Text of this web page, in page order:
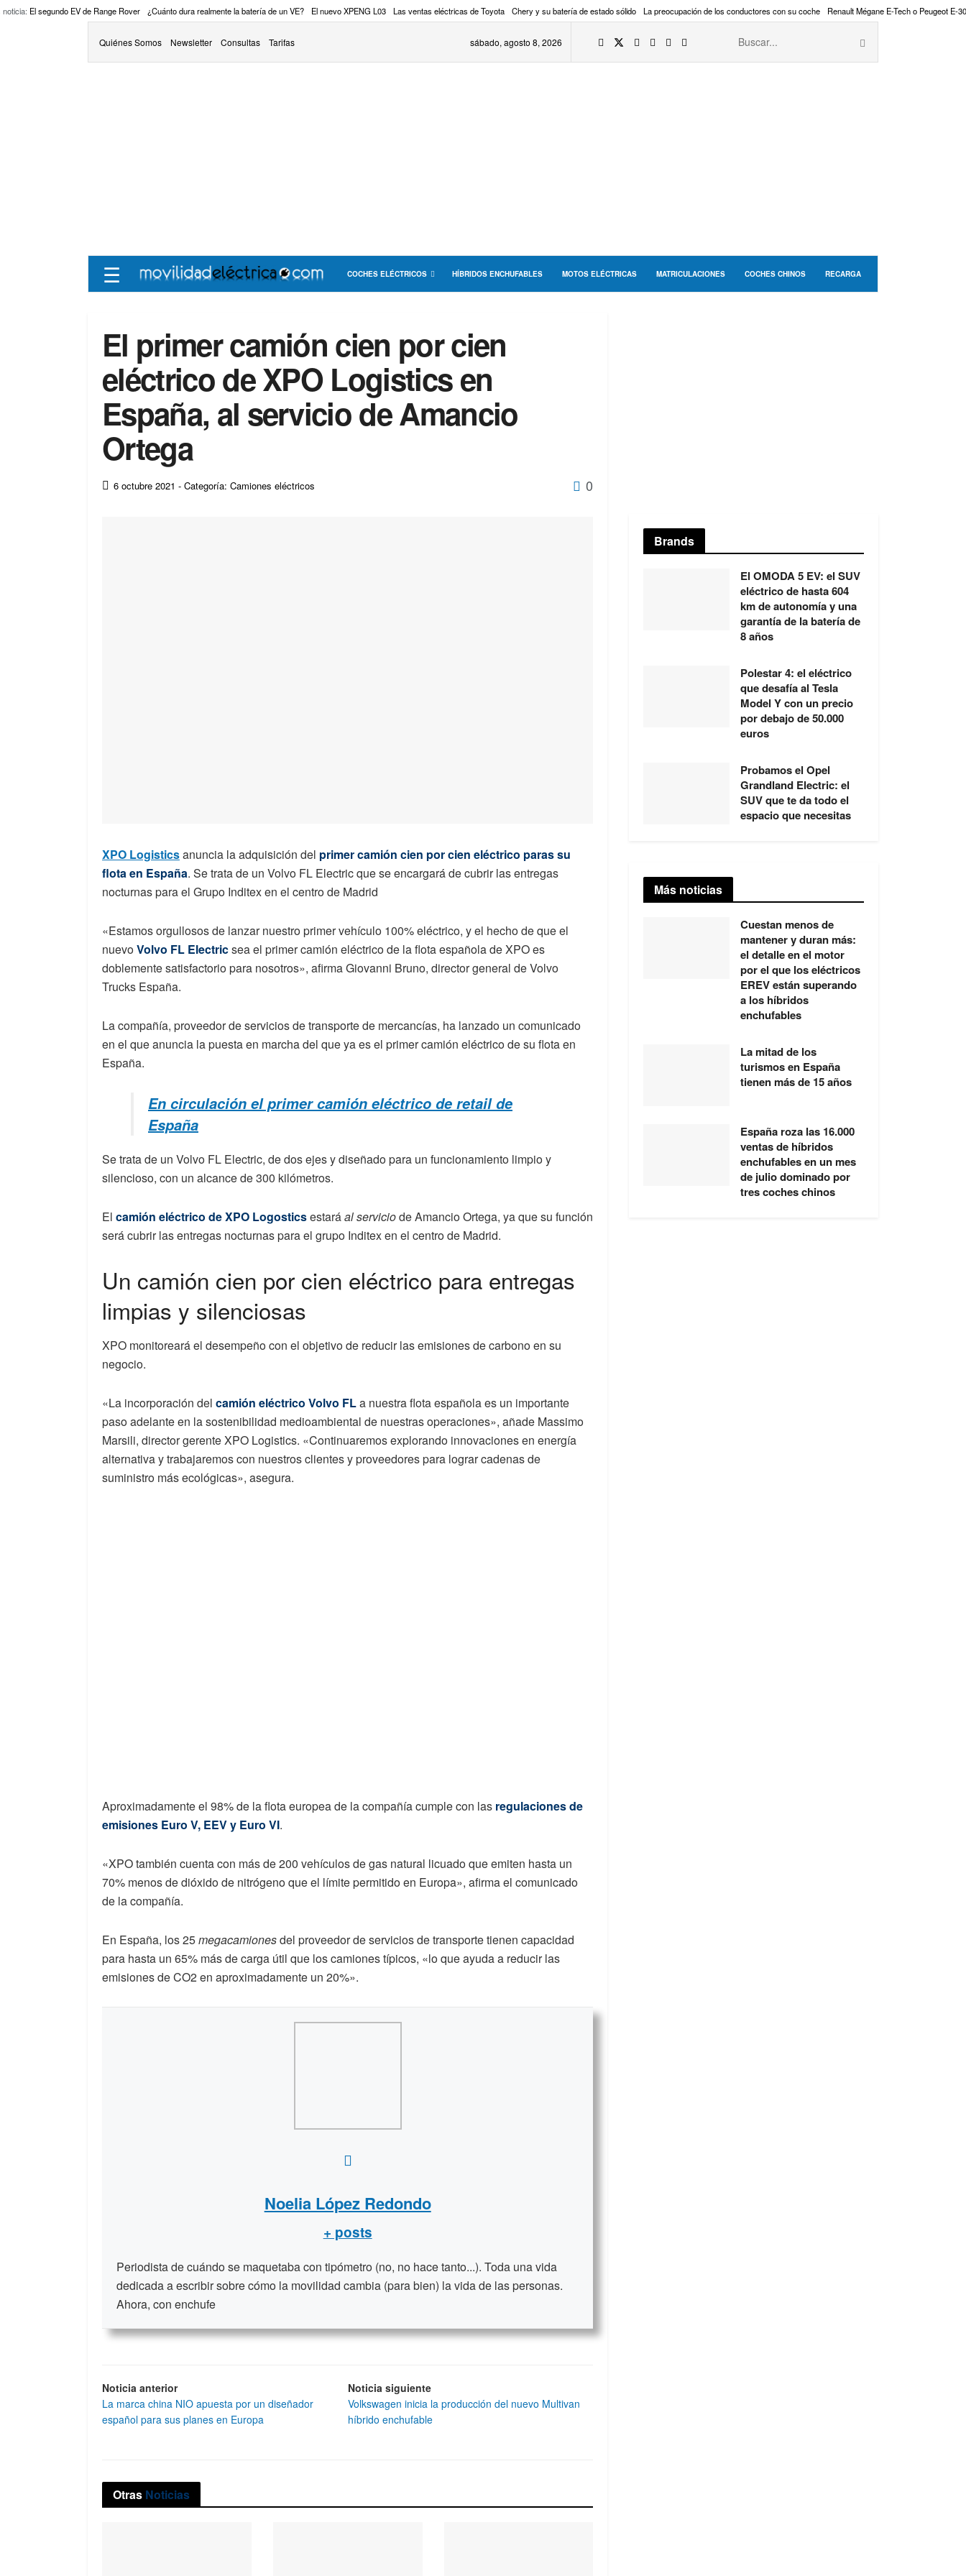
noticia: El segundo EV de Range Rover ¿Cuánto dura realmente la batería de un VE? El nuevo XPENG L03 Las ventas eléctricas de Toyota Chery y su batería de estado sólido La preocupación de los conductores con su coche Renault Mégane E-Tech o Peugeot E-
Quiénes Somos Newsletter Consultas Tarifas sábado, agosto 8, 2026
☰ COCHES ELÉCTRICOS HÍBRIDOS ENCHUFABLES MOTOS ELÉCTRICAS MATRICULACIONES COCHES CHINOS RECARGA
El primer camión cien por cien
eléctrico de XPO Logistics en
España, al servicio de Amancio
Ortega
6 octubre 2021 - Categoría: Camiones eléctricos 0
XPO Logisticsanuncia la adquisición del primer camión cien por cien eléctrico paras su
flota en España. Se trata de un Volvo FL Electric que se encargará de cubrir las entregas
nocturnas para el Grupo Inditex en el centro de Madrid
«Estamos orgullosos de lanzar nuestro primer vehículo 100% eléctrico, y el hecho de que el
nuevoVolvo FL Electricsea el primer camión eléctrico de la flota española de XPO es
doblemente satisfactorio para nosotros», afirma Giovanni Bruno, director general de Volvo
Trucks España.
La compañía, proveedor de servicios de transporte de mercancías, ha lanzado un comunicado
en el que anuncia la puesta en marcha del que ya es el primer camión eléctrico de su flota en
España.
En circulación el primer camión eléctrico de retail de
España
Se trata de un Volvo FL Electric, de dos ejes y diseñado para un funcionamiento limpio y
silencioso, con un alcance de 300 kilómetros.
El camión eléctrico de XPO Logosticsestaráal serviciode Amancio Ortega, ya que su función
será cubrir las entregas nocturnas para el grupo Inditex en el centro de Madrid.
Un camión cien por cien eléctrico para entregas
limpias y silenciosas
XPO monitoreará el desempeño con el objetivo de reducir las emisiones de carbono en su
negocio.
«La incorporación del camión eléctrico Volvo FLa nuestra flota española es un importante
paso adelante en la sostenibilidad medioambiental de nuestras operaciones», añade Massimo
Marsili, director gerente XPO Logistics. «Continuaremos explorando innovaciones en energía
alternativa y trabajaremos con nuestros clientes y proveedores para lograr cadenas de
suministro más ecológicas», asegura.
Aproximadamente el 98% de la flota europea de la compañía cumple con las regulaciones de
emisiones Euro V, EEV y Euro VI.
«XPO también cuenta con más de 200 vehículos de gas natural licuado que emiten hasta un
70% menos de dióxido de nitrógeno que el límite permitido en Europa», afirma el comunicado
de la compañía.
En España, los 25megacamionesdel proveedor de servicios de transporte tienen capacidad
para hasta un 65% más de carga útil que los camiones típicos, «lo que ayuda a reducir las
emisiones de CO2 en aproximadamente un 20%».
Noelia López Redondo
+ posts
Periodista de cuándo se maquetaba con tipómetro (no, no hace tanto...). Toda una vida
dedicada a escribir sobre cómo la movilidad cambia (para bien) la vida de las personas.
Ahora, con enchufe
Noticia anterior
La marca china NIO apuesta por un diseñador
español para sus planes en Europa
Noticia siguiente
Volkswagen inicia la producción del nuevo Multivan
híbrido enchufable
Otras Noticias
Brands
El OMODA 5 EV: el SUV
eléctrico de hasta 604
km de autonomía y una
garantía de la batería de
8 años
Polestar 4: el eléctrico
que desafía al Tesla
Model Y con un precio
por debajo de 50.000
euros
Probamos el Opel
Grandland Electric: el
SUV que te da todo el
espacio que necesitas
Más noticias
Cuestan menos de
mantener y duran más:
el detalle en el motor
por el que los eléctricos
EREV están superando
a los híbridos
enchufables
La mitad de los
turismos en España
tienen más de 15 años
España roza las 16.000
ventas de híbridos
enchufables en un mes
de julio dominado por
tres coches chinos